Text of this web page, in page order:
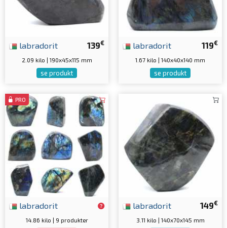
139€
labradorit
2.09 kilo | 190x45x115 mm
se produkt
119€
labradorit
1.67 kilo | 140x40x140 mm
se produkt
PRO
labradorit
14.86 kilo | 9 produkter
149€
labradorit
3.11 kilo | 140x70x145 mm